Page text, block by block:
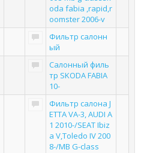
oda fabia ,rapid,r
oomster 2006-v
Фильтр салонн
ый
Салонный филь
тр SKODA FABIA
10-
Фильтр салона J
ETTA VA-3, AUDI A
1 2010-/SEAT Ibiz
a V,Toledo IV 200
8-/MB G-class